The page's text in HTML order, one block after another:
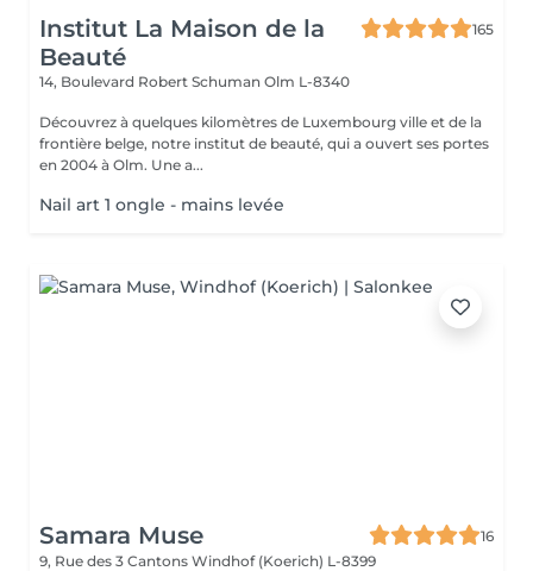
Institut La Maison de la
Beauté
165
14, Boulevard Robert Schuman Olm L-8340
Découvrez à quelques kilomètres de Luxembourg ville et de la
frontière belge, notre institut de beauté, qui a ouvert ses portes
en 2004 à Olm. Une a...
Nail art 1 ongle - mains levée
Samara Muse
16
9, Rue des 3 Cantons Windhof (Koerich) L-8399